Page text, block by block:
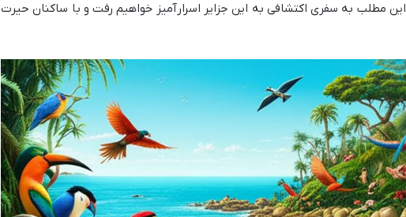
مطلب به سفری اکتشافی به این جزایر اسرارآمیز خواهیم رفت و با ساکنان حیرت